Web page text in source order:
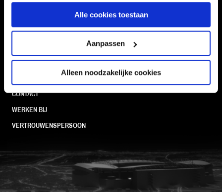
Alle cookies toestaan
Aanpassen
Alleen noodzakelijke cookies
Informatie
VEELGESTELDE VRAGEN
CONTACT
WERKEN BIJ
VERTROUWENSPERSOON
FC Utrecht<br>vanuit<br>het